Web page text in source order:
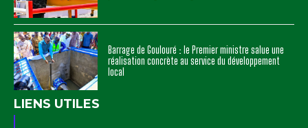
Barrage de Goulouré : le Premier ministre salue une
réalisation concrète au service du développement
local
LIENS UTILES